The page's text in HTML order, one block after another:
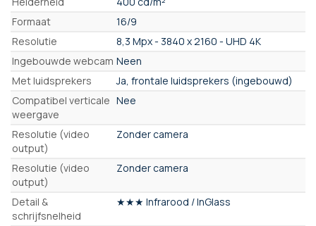
Formaat
16/9
Resolutie
8,3 Mpx - 3840 x 2160 - UHD 4K
Ingebouwde webcam Neen
Met luidsprekers
Ja, frontale luidsprekers (ingebouwd)
Compatibel verticale
weergave
Nee
Resolutie (video
output)
Zonder camera
Resolutie (video
output)
Zonder camera
Detail &
schrijfsnelheid
★★★ Infrarood / InGlass